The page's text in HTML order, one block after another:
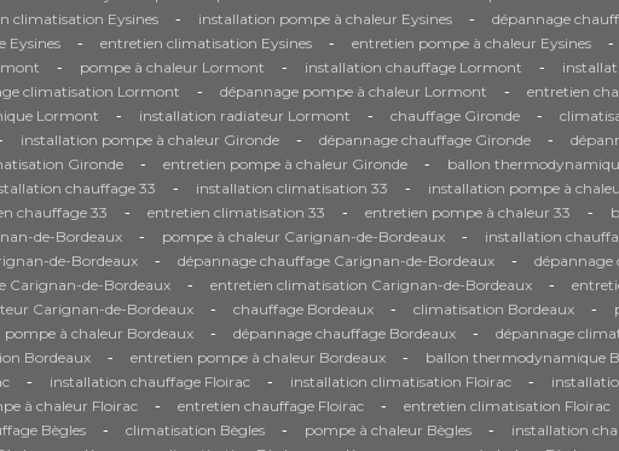
climatisation Eysines - installation pompe à chaleur Eysines - dépannage
Eysines - entretien climatisation Eysines - entretien pompe à chaleur Eysines -
- pompe à chaleur Lormont - installation chauffage Lormont -
climatisation Lormont - dépannage pompe à chaleur Lormont - entretien
Lormont - installation radiateur Lormont - chauffage Gironde -
installation pompe à chaleur Gironde - dépannage chauffage Gironde -
Gironde - entretien pompe à chaleur Gironde - ballon
chauffage 33 - installation climatisation 33 - installation pompe à
chauffage 33 - entretien climatisation 33 - entretien pompe à chaleur 33 -
de-Bordeaux - pompe à chaleur Carignan-de-Bordeaux - installation
de-Bordeaux - dépannage chauffage Carignan-de-Bordeaux - dépannage
Carignan-de-Bordeaux - entretien climatisation Carignan-de-Bordeaux -
Carignan-de-Bordeaux - chauffage Bordeaux - climatisation Bordeaux -
à chaleur Bordeaux - dépannage chauffage Bordeaux - dépannage
Bordeaux - entretien pompe à chaleur Bordeaux - ballon thermodynamique
- installation chauffage Floirac - installation climatisation Floirac -
à chaleur Floirac - entretien chauffage Floirac - entretien climatisation Floirac
Bègles - climatisation Bègles - pompe à chaleur Bègles - installation